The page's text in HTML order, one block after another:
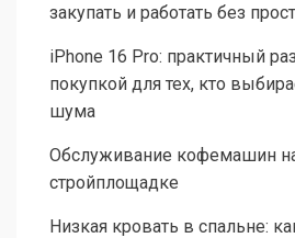
закупать и работать без
iPhone 16 Pro: практичный
покупкой для тех, кто
шума
Обслуживание кофемашин
стройплощадке
Низкая кровать в спальне: